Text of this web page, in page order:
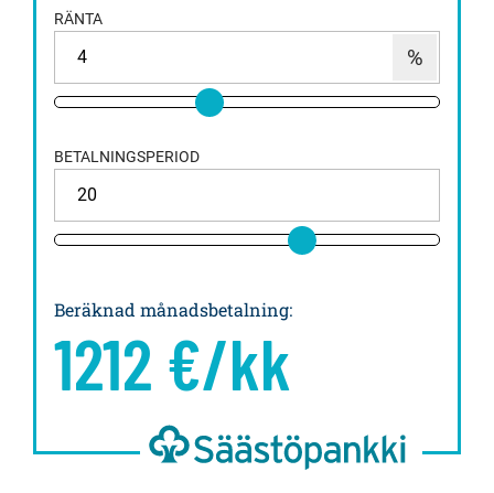
RÄNTA
BETALNINGSPERIOD
Beräknad månadsbetalning:
1212 €/kk